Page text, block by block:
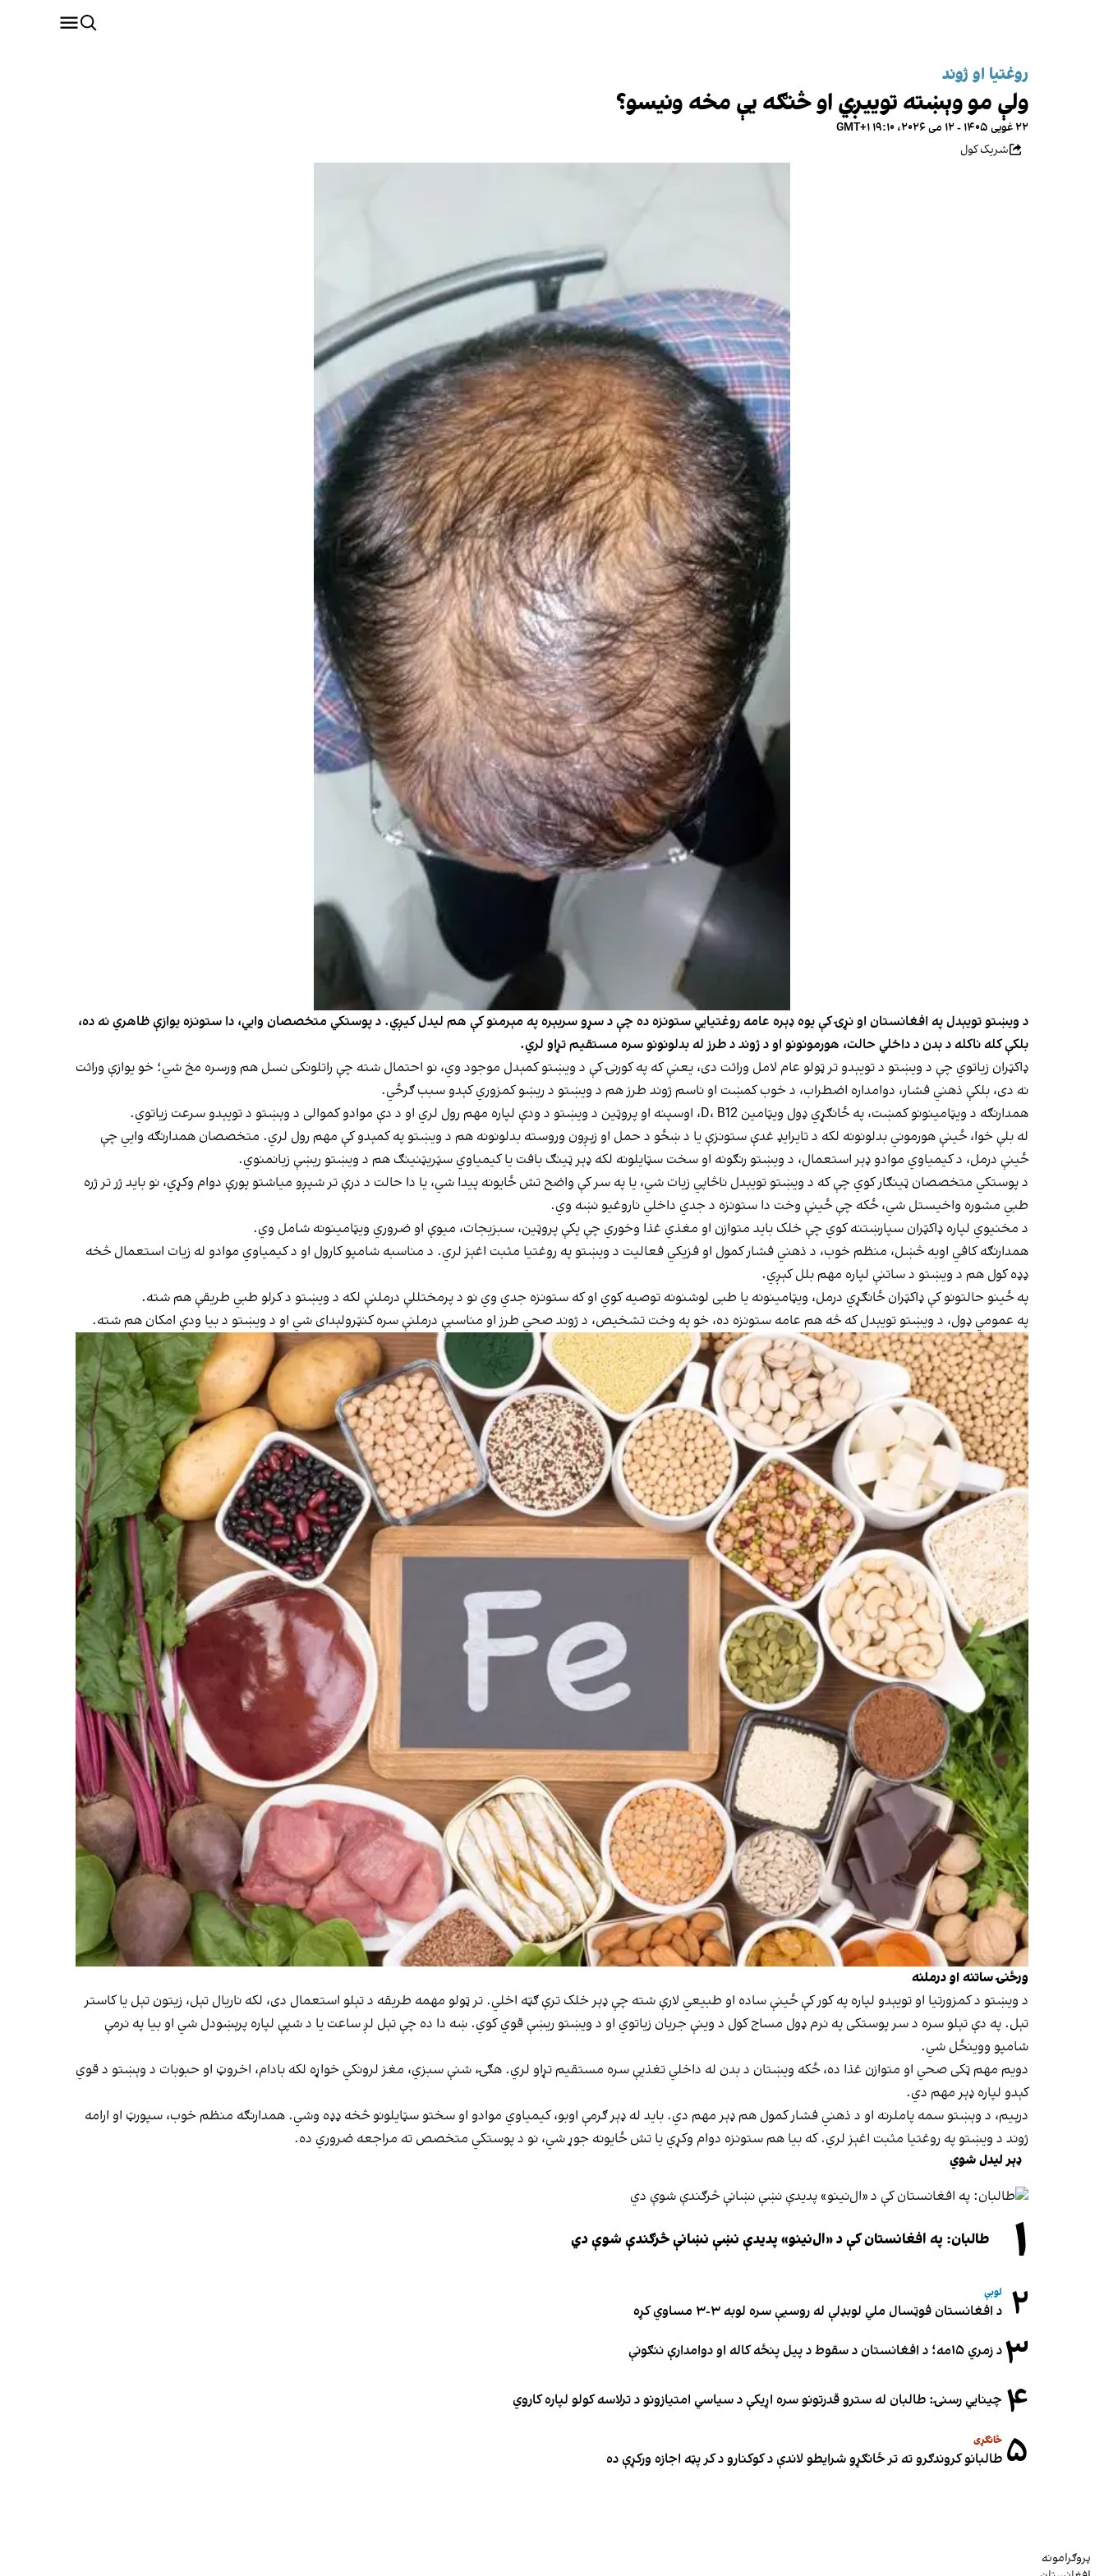
روغتیا او ژوند
ولې مو وېښته توییږي او څنګه یې مخه ونیسو؟
۲۲ غویی ۱۴۰۵ - ۱۲ می ۲۰۲۶، ۱۹:۱۰ GMT+۱
شریک کول
د ویښتو تویېدل په افغانستان او نړۍ کې یوه ډېره عامه روغتیایي ستونزه ده چې د سړو سربېره په مېرمنو کې هم لیدل کیږي. د پوستکي متخصصان وايي، دا ستونزه یوازې ظاهري نه ده،
بلکې کله ناکله د بدن د داخلي حالت، هورمونونو او د ژوند د طرز له بدلونونو سره مستقیم تړاو لري.
ډاکټران زیاتوي چې د ویښتو د تویېدو تر ټولو عام لامل وراثت دی، یعنې که په کورنۍ کې د ویښتو کمېدل موجود وي، نو احتمال شته چې راتلونکی نسل هم ورسره مخ شي؛ خو یوازې وراثت
نه دی، بلکې ذهني فشار، دوامداره اضطراب، د خوب کمښت او ناسم ژوند طرز هم د ویښتو د ریښو کمزوري کېدو سبب ګرځي.
همدارنګه د ویټامینونو کمښت، په ځانګړي ډول ویټامین D، B12، اوسپنه او پروټین د ویښتو د ودې لپاره مهم رول لري او د دې موادو کموالی د وېښتو د تویېدو سرعت زیاتوي.
له بلې خوا، ځینې هورموني بدلونونه لکه د تایرایډ غدې ستونزې یا د ښځو د حمل او زېږون وروسته بدلونونه هم د ویښتو په کمېدو کې مهم رول لري. متخصصان همدارنګه وايي چې
ځینې درمل، د کیمیاوي موادو ډېر استعمال، د ویښتو رنګونه او سخت سټایلونه لکه ډېر ټینګ بافت یا کیمیاوي سټریټنینګ هم د ویښتو ریښې زیانمنوي.
د پوستکي متخصصان ټینګار کوي چې که د ویښتو تویېدل ناڅاپي زیات شي، یا په سر کې واضح تش ځایونه پیدا شي، یا دا حالت د درې تر شپږو میاشتو پورې دوام وکړي، نو باید ژر تر ژره
طبي مشوره واخیستل شي، ځکه چې ځینې وخت دا ستونزه د جدي داخلي ناروغیو نښه وي.
د مخنیوي لپاره ډاکټران سپارښتنه کوي چې خلک باید متوازن او مغذي غذا وخوري چې پکې پروټین، سبزيجات، میوې او ضروري ویټامینونه شامل وي.
همدارنګه کافي اوبه څښل، منظم خوب، د ذهني فشار کمول او فزیکي فعالیت د ویښتو په روغتیا مثبت اغېز لري. د مناسبه شامپو کارول او د کیمیاوي موادو له زیات استعمال څخه
ډډه کول هم د ویښتو د ساتنې لپاره مهم بلل کېږي.
په ځینو حالتونو کې ډاکټران ځانګړي درمل، ویټامینونه یا طبی لوشنونه توصیه کوي او که ستونزه جدي وي نو د پرمختللې درملنې لکه د ویښتو د کرلو طبي طریقې هم شته.
په عمومي ډول، د ویښتو تویېدل که څه هم عامه ستونزه ده، خو په وخت تشخیص، د ژوند صحي طرز او مناسبې درملنې سره کنټرولېدای شي او د ویښتو د بیا ودې امکان هم شته.
ورځنۍ ساتنه او درملنه
د ویښتو د کمزورتیا او تویېدو لپاره په کور کې ځینې ساده او طبیعي لارې شته چې ډېر خلک ترې ګټه اخلي. تر ټولو مهمه طریقه د تېلو استعمال دی، لکه ناریال تېل، زیتون تېل یا کاستر
تېل. په دې تېلو سره د سر پوستکی په نرم ډول مساج کول د وینې جریان زیاتوي او د ویښتو ریښې قوي کوي. ښه دا ده چې تېل لږ ساعت یا د شپې لپاره پرېښودل شي او بیا په نرمې
شامپو ووینځل شي.
دویم مهم ټکی صحي او متوازن غذا ده، ځکه ویښتان د بدن له داخلي تغذیې سره مستقیم تړاو لري. هګۍ، شنې سبزي، مغز لرونکي خواړه لکه بادام، اخروټ او حبوبات د وېښتو د قوي
کېدو لپاره ډېر مهم دي.
درېیم، د وېښتو سمه پاملرنه او د ذهني فشار کمول هم ډېر مهم دي. باید له ډېر ګرمې اوبو، کیمیاوي موادو او سختو سټایلونو څخه ډډه وشي. همدارنګه منظم خوب، سپورټ او ارامه
ژوند د ویښتو په روغتیا مثبت اغېز لري. که بیا هم ستونزه دوام وکړي یا تش ځایونه جوړ شي، نو د پوستکي متخصص ته مراجعه ضروري ده.
ډېر لیدل شوي
۱ طالبان: په افغانستان کې د «ال‌نینو» پدیدې نښې نښانې څرګندې شوې دي
۲ لوبې
د افغانستان فوټسال ملي لوبډلې له روسیې سره لوبه ۳-۳ مساوي کړه
۳د زمري ۱۵مه؛ د افغانستان د سقوط د پیل پنځه کاله او دوامدارې ننګونې
۴ چینایي رسنۍ: طالبان له سترو قدرتونو سره اړیکې د سیاسي امتیازونو د ترلاسه کولو لپاره کاروي
۵ ځانګړی
طالبانو کروندګرو ته تر ځانګړو شرایطو لاندې د کوکنارو د کر پټه اجازه ورکړې ده
پروګرامونه